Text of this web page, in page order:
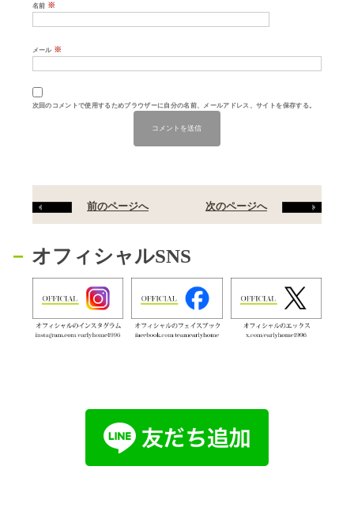
名前 ※
メール ※
次回のコメントで使用するためブラウザーに自分の名前、メールアドレス、サイトを保存する。
次のページへ
前のページへ
オフィシャルSNS